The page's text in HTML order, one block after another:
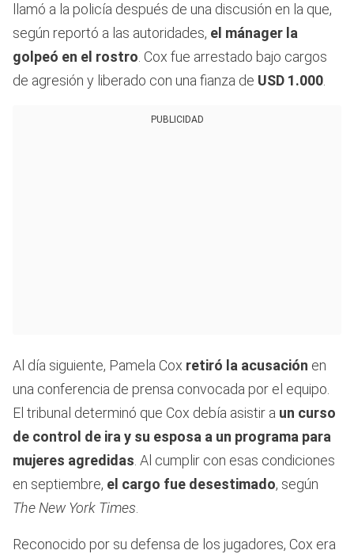
llamó a la policía después de una discusión en la que,
según reportó a las autoridades, el mánager la
golpeó en el rostro. Cox fue arrestado bajo cargos
de agresión y liberado con una fianza de USD 1.000.
PUBLICIDAD
Al día siguiente, Pamela Cox retiró la acusación en
una conferencia de prensa convocada por el equipo.
El tribunal determinó que Cox debía asistir a un curso
de control de ira y su esposa a un programa para
mujeres agredidas. Al cumplir con esas condiciones
en septiembre, el cargo fue desestimado, según
The New York Times.
Reconocido por su defensa de los jugadores, Cox era